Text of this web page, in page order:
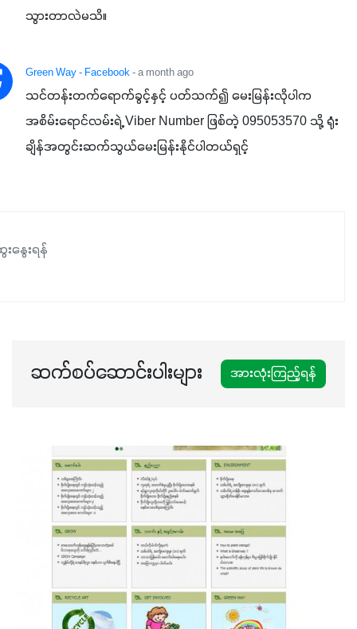
သွားတာလဲမသိ။
Green Way - Facebook- a month ago
သင်တန်းတက်ရောက်ခွင့်နှင့် ပတ်သက်၍ မေးမြန်းလိုပါက
အစိမ်းရောင်လမ်းရဲ့ Viber Number ဖြစ်တဲ့ 095053570 သို့ ရုံး
ချိန်အတွင်းဆက်သွယ်မေးမြန်းနိုင်ပါတယ်ရှင့်
နွေးရန်
ဆက်စပ်ဆောင်းပါးများ အားလုံးကြည့်ရန်